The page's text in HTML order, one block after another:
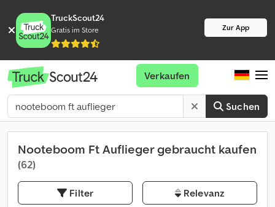
TruckScout24
Gratis im Store Zur App
Suchen
Verkaufen
Nooteboom Ft Auflieger gebraucht kaufen
(62)
Filter Relevanz